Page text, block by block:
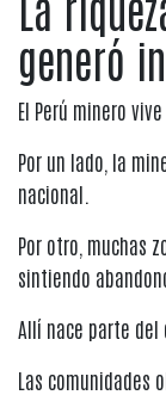
generó
El Perú minero
Por un lado, la
nacional.
Por otro, muchas
sintiendo
Allí nace parte del
Las comunidades